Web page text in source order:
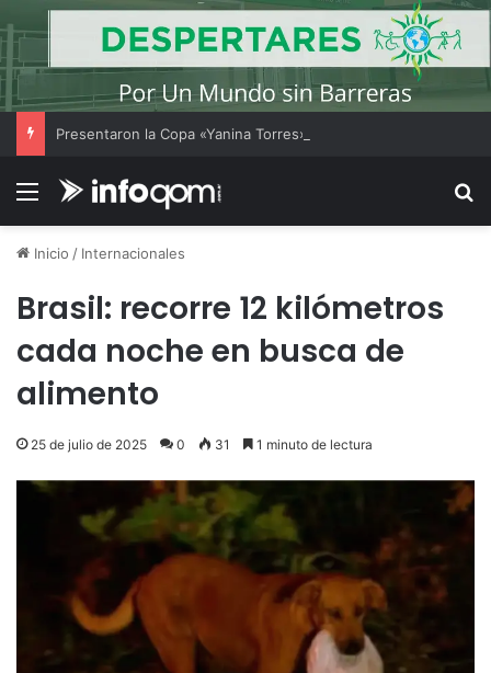
Menú
Inicio / Internacionales
Brasil: recorre 12 kilómetros
cada noche en busca de
alimento
25 de julio de 2025 0 31 1 minuto de lectura